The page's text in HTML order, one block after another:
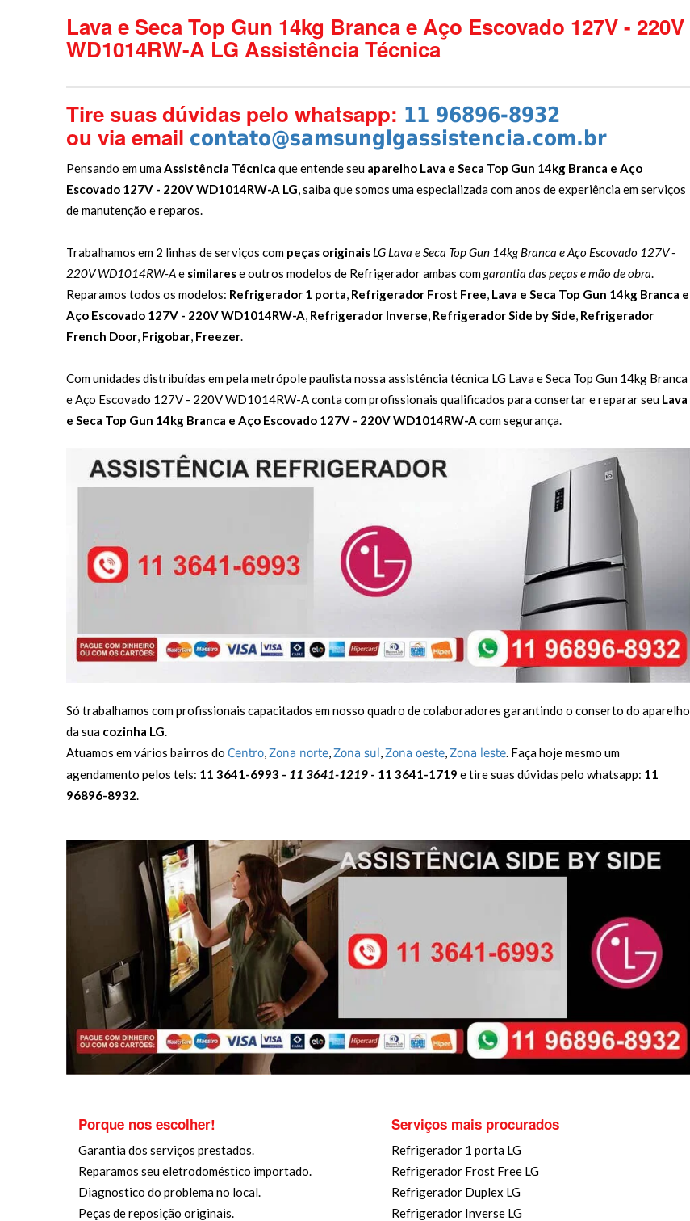
Lava e Seca Top Gun 14kg Branca e Aço Escovado 127V - 220V
WD1014RW-A LG Assistência Técnica
Tire suas dúvidas pelo whatsapp: 11 96896-8932
ou via email contato@samsunglgassistencia.com.br
Pensando em umaAssistência Técnica que entende seu aparelho Lava e Seca Top Gun 14kg Branca e Aço
Escovado 127V - 220V WD1014RW-A LG, saiba que somos uma especializada com anos de experiência em serviços
de manutenção e reparos.
Trabalhamos em 2 linhas de serviços com peças originais LG Lava e Seca Top Gun 14kg Branca e Aço Escovado 127V -
220V WD1014RW-Ae similarese outros modelos de Refrigerador ambas comgarantia das peças e mão de obra.
Reparamos todos os modelos: Refrigerador 1 porta, Refrigerador Frost Free, Lava e Seca Top Gun 14kg Branca e
Aço Escovado 127V - 220V WD1014RW-A, Refrigerador Inverse, Refrigerador Side by Side, Refrigerador
French Door, Frigobar, Freezer.
Com unidades distribuídas em pela metrópole paulista nossa assistência técnica LG Lava e Seca Top Gun 14kg Branca
e Aço Escovado 127V - 220V WD1014RW-A conta com profissionais qualificados para consertar e reparar seu Lava
e Seca Top Gun 14kg Branca e Aço Escovado 127V - 220V WD1014RW-A com segurança.
Só trabalhamos com profissionais capacitados em nosso quadro de colaboradores garantindo o conserto do aparelho
da sua cozinha LG.
Atuamos em vários bairros do Centro,Zona norte,Zona sul,Zona oeste,Zona leste. Faça hoje mesmo um
agendamento pelos tels: 11 3641-6993 - 11 3641-1219 - 11 3641-1719 e tire suas dúvidas pelo whatsapp: 11
96896-8932.
Porque nos escolher!
Garantia dos serviços prestados.
Reparamos seu eletrodoméstico importado.
Diagnostico do problema no local.
Peças de reposição originais.
Serviços mais procurados
Refrigerador 1 porta LG
Refrigerador Frost Free LG
Refrigerador Duplex LG
Refrigerador Inverse LG